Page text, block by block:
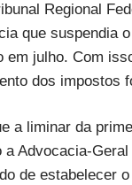
Regional
que suspendia
julho. Com
dos impostos
a liminar da
Advocacia-
de estabelecer